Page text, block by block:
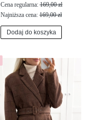
Cena regularna:169,00 zł
Najniższa cena: 169,00 zł
Dodaj do koszyka